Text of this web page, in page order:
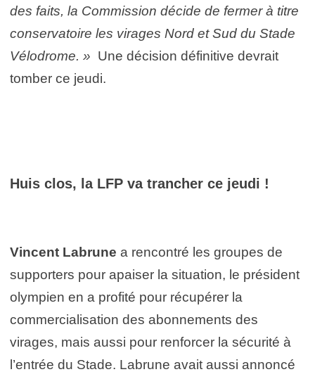
des faits, la Commission décide de fermer à titre
conservatoire les virages Nord et Sud du Stade
Vélodrome. » Une décision définitive devrait
tomber ce jeudi.
Huis clos, la LFP va trancher ce jeudi !
Vincent Labrune a rencontré les groupes de
supporters pour apaiser la situation, le président
olympien en a profité pour récupérer la
commercialisation des abonnements des
virages, mais aussi pour renforcer la sécurité à
l’entrée du Stade. Labrune avait aussi annoncé